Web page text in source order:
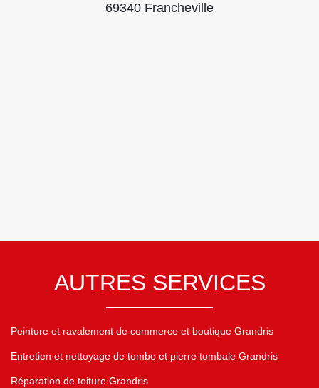
69340 Francheville
AUTRES SERVICES
Peinture et ravalement de commerce et boutique Grandris
Entretien et nettoyage de tombe et pierre tombale Grandris
Réparation de toiture Grandris